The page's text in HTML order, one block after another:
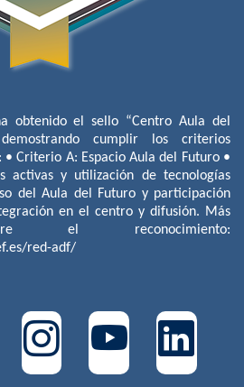
obtenido el sello “Centro Aula del
demostrando cumplir los criterios
Criterio A: Espacio Aula del Futuro •
activas y utilización de tecnologías
del Aula del Futuro y participación
en el centro y difusión. Más
el reconocimiento:
red-adf/